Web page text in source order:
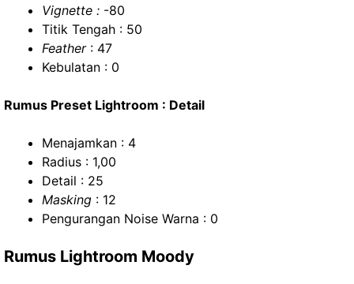
Vignette : -80
Titik Tengah : 50
Feather: 47
Kebulatan : 0
Rumus Preset Lightroom : Detail
Menajamkan : 4
Radius : 1,00
Detail : 25
Masking : 12
Pengurangan Noise Warna : 0
Rumus Lightroom Moody